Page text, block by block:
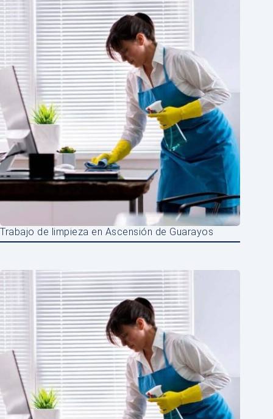
Trabajo de limpieza en Ascensión de Guarayos